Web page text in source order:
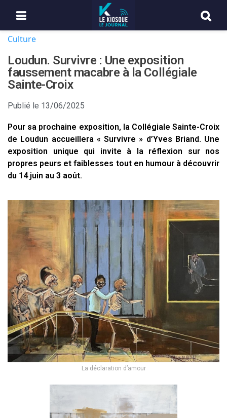
Culture
Loudun. Survivre : Une exposition
faussement macabre à la Collégiale
Sainte-Croix
Publié le 13/06/2025
Pour sa prochaine exposition, la Collégiale Sainte-Croix
de Loudun accueillera « Survivre » d’Yves Briand. Une
exposition unique qui invite à la réflexion sur nos
propres peurs et faiblesses tout en humour à découvrir
du 14 juin au 3 août.
La déclaration d’amour